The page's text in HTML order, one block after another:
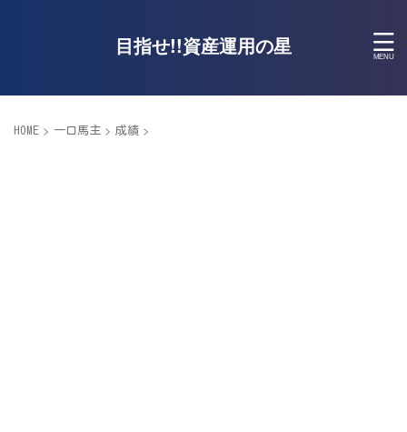
目指せ!!資産運用の星
HOME > 一口馬主 > 成績 >